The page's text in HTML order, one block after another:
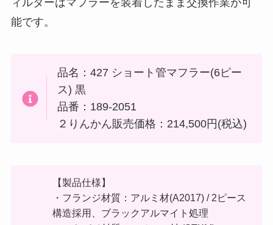
能です。
品名：427 ショート管マフラー(6ピー
ス) 黒
品番：189-2051
２りんかん販売価格：214,500円(税込)
【製品仕様】
・フランジ材質：アルミ材(A2017) / 2ピース
構造採用、ブラックアルマイト処理